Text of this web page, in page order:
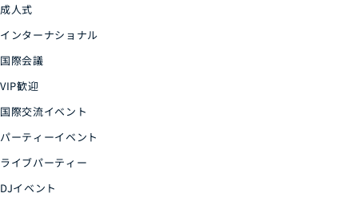
成人式
インターナショナル
国際会議
VIP歓迎
国際交流イベント
パーティーイベント
ライブパーティー
DJイベント